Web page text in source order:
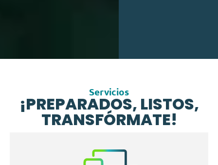
Servicios
¡PREPARADOS, LISTOS,
TRANSFÓRMATE!